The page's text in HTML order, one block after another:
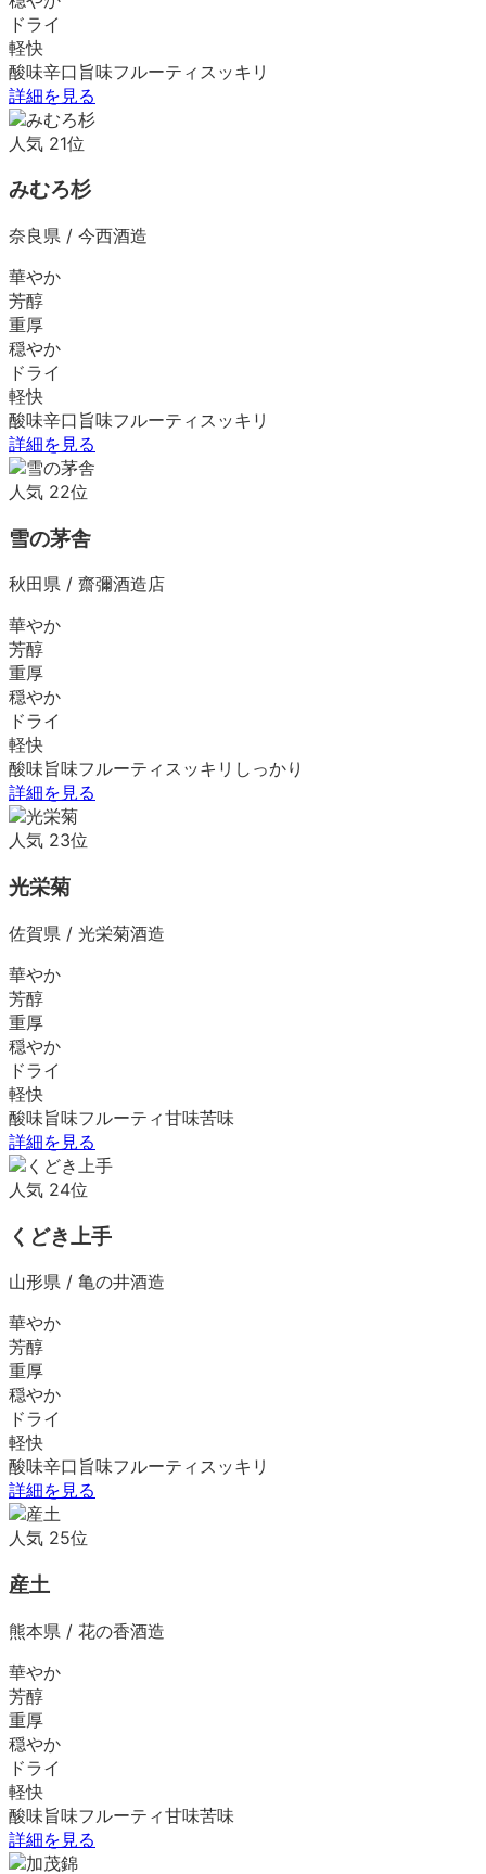
ドライ
軽快
酸味辛口 旨味フルーティ スッキリ
詳細を見る
人気 21位
みむろ杉
奈良県 / 今西酒造
華やか
芳醇
重厚
穏やか
ドライ
軽快
酸味辛口 旨味フルーティ スッキリ
詳細を見る
人気 22位
雪の茅舎
秋田県 / 齋彌酒造店
華やか
芳醇
重厚
穏やか
ドライ
軽快
酸味旨味フルーティ スッキリ しっかり
詳細を見る
人気 23位
光栄菊
佐賀県 / 光栄菊酒造
華やか
芳醇
重厚
穏やか
ドライ
軽快
酸味旨味フルーティ甘味苦味
詳細を見る
人気 24位
くどき上手
山形県 / 亀の井酒造
華やか
芳醇
重厚
穏やか
ドライ
軽快
酸味辛口 旨味フルーティ スッキリ
詳細を見る
人気 25位
産土
熊本県 / 花の香酒造
華やか
芳醇
重厚
穏やか
ドライ
軽快
酸味旨味フルーティ甘味苦味
詳細を見る